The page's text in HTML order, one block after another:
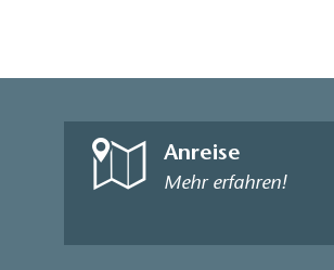
Anreise
Mehr erfahren!